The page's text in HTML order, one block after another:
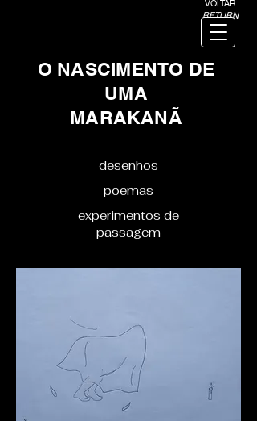
VOLTAR
RETURN
O NASCIMENTO DE
UMA
MARAKANÃ
desenhos
poemas
experimentos de
passagem